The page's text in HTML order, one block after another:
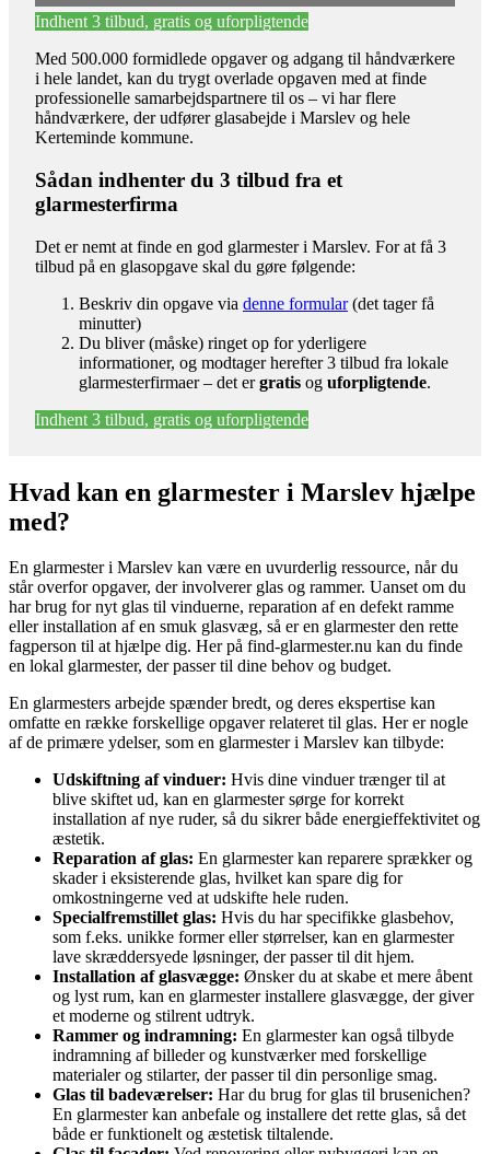
Indhent 3 tilbud, gratis og uforpligtende
Med 500.000 formidlede opgaver og adgang til håndværkere
i hele landet, kan du trygt overlade opgaven med at finde
professionelle samarbejdspartnere til os – vi har flere
håndværkere, der udfører glasabejde i Marslev og hele
Kerteminde kommune.
Sådan indhenter du 3 tilbud fra et
glarmesterfirma
Det er nemt at finde en god glarmester i Marslev. For at få 3
tilbud på en glasopgave skal du gøre følgende:
Beskriv din opgave via denne formular(det tager få
minutter)
Du bliver (måske) ringet op for yderligere
informationer, og modtager herefter 3 tilbud fra lokale
glarmesterfirmaer – det ergratis og uforpligtende.
Indhent 3 tilbud, gratis og uforpligtende
Hvad kan en glarmester i Marslev hjælpe
med?
En glarmester i Marslev kan være en uvurderlig ressource, når du
står overfor opgaver, der involverer glas og rammer. Uanset om du
har brug for nyt glas til vinduerne, reparation af en defekt ramme
eller installation af en smuk glasvæg, så er en glarmester den rette
fagperson til at hjælpe dig. Her på find-glarmester.nu kan du finde
en lokal glarmester, der passer til dine behov og budget.
En glarmesters arbejde spænder bredt, og deres ekspertise kan
omfatte en række forskellige opgaver relateret til glas. Her er nogle
af de primære ydelser, som en glarmester i Marslev kan tilbyde:
Udskiftning af vinduer: Hvis dine vinduer trænger til at
blive skiftet ud, kan en glarmester sørge for korrekt
installation af nye ruder, så du sikrer både energieffektivitet og
æstetik.
Reparation af glas: En glarmester kan reparere sprækker og
skader i eksisterende glas, hvilket kan spare dig for
omkostningerne ved at udskifte hele ruden.
Specialfremstillet glas: Hvis du har specifikke glasbehov,
som f.eks. unikke former eller størrelser, kan en glarmester
lave skræddersyede løsninger, der passer til dit hjem.
Installation af glasvægge: Ønsker du at skabe et mere åbent
og lyst rum, kan en glarmester installere glasvægge, der giver
et moderne og stilrent udtryk.
Rammer og indramning: En glarmester kan også tilbyde
indramning af billeder og kunstværker med forskellige
materialer og stilarter, der passer til din personlige smag.
Glas til badeværelser: Har du brug for glas til brusenichen?
En glarmester kan anbefale og installere det rette glas, så det
både er funktionelt og æstetisk tiltalende.